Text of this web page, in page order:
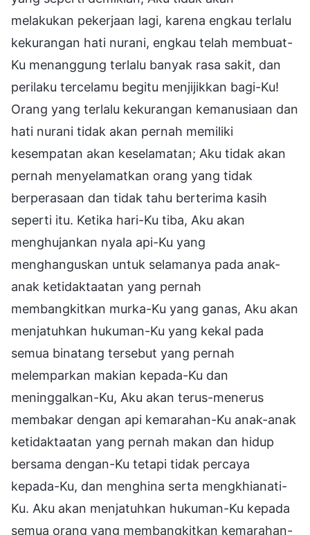
melakukan pekerjaan lagi, karena engkau terlalu
kekurangan hati nurani, engkau telah membuat-
Ku menanggung terlalu banyak rasa sakit, dan
perilaku tercelamu begitu menjijikkan bagi-Ku!
Orang yang terlalu kekurangan kemanusiaan dan
hati nurani tidak akan pernah memiliki
kesempatan akan keselamatan; Aku tidak akan
pernah menyelamatkan orang yang tidak
berperasaan dan tidak tahu berterima kasih
seperti itu. Ketika hari-Ku tiba, Aku akan
menghujankan nyala api-Ku yang
menghanguskan untuk selamanya pada anak-
anak ketidaktaatan yang pernah
membangkitkan murka-Ku yang ganas, Aku akan
menjatuhkan hukuman-Ku yang kekal pada
semua binatang tersebut yang pernah
melemparkan makian kepada-Ku dan
meninggalkan-Ku, Aku akan terus-menerus
membakar dengan api kemarahan-Ku anak-anak
ketidaktaatan yang pernah makan dan hidup
bersama dengan-Ku tetapi tidak percaya
kepada-Ku, dan menghina serta mengkhianati-
Ku. Aku akan menjatuhkan hukuman-Ku kepada
semua orang yang membangkitkan kemarahan-